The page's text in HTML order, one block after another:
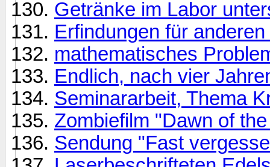
Getränke im Labor
Erfindungen für
mathematisches
Endlich, nach vier
Seminararbeit, Thema
Zombiefilm "Dawn of
Sendung "Fast